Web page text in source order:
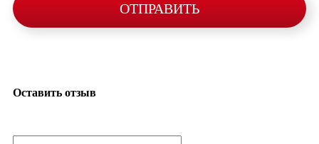
ОТПРАВИТЬ
Оставить отзыв